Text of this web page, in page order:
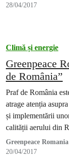
28/04/2017
Climă și energie
Greenpeace
de România”
Praf de România
atrage atenția
și implementării
calității aerului din
Greenpeace Romania
20/04/2017